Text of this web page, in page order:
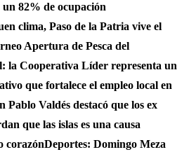
un 82% de ocupación
clima, Paso de la Patria vive el
Apertura de Pesca del
la Cooperativa Líder representa un
que fortalece el empleo local en
Pablo Valdés destacó que los ex
que las islas es una causa
corazónDeportes: Domingo Meza